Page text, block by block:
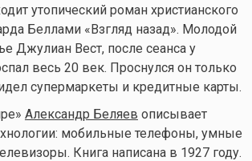
утопический роман христианского
Беллами «Взгляд назад». Молодой
Джулиан Вест, после сеанса у
весь 20 век. Проснулся он только
супермаркеты и кредитные карты.
Александр Беляев описывает
мобильные телефоны, умные
Книга написана в 1927 году.